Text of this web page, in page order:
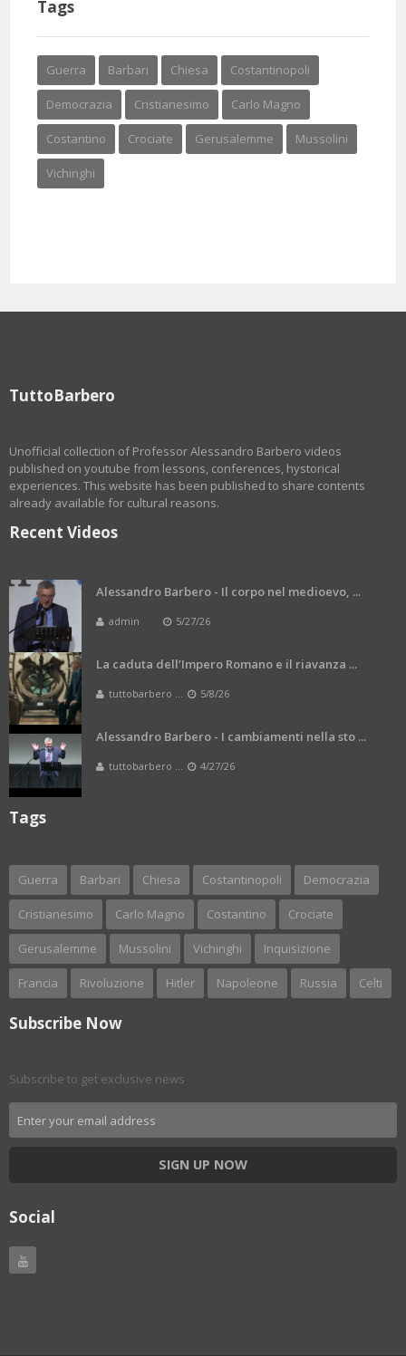
Tags
Guerra Barbari Chiesa Costantinopoli
Democrazia Cristianesimo Carlo Magno
Costantino Crociate Gerusalemme Mussolini
Vichinghi
TuttoBarbero
Unofficial collection of Professor Alessandro Barbero videos
published on youtube from lessons, conferences, hystorical
experiences. This website has been published to share contents
already available for cultural reasons.
Recent Videos
Alessandro Barbero - Il corpo nel medioevo, ...
admin 5/27/26
La caduta dell’Impero Romano e il riavanza ...
tuttobarbero ... 5/8/26
Alessandro Barbero - I cambiamenti nella sto ...
tuttobarbero ... 4/27/26
Tags
Guerra Barbari Chiesa Costantinopoli Democrazia
Cristianesimo Carlo Magno Costantino Crociate
Gerusalemme Mussolini Vichinghi Inquisizione
Francia Rivoluzione Hitler Napoleone Russia Celti
Subscribe Now
Subscribe to get exclusive news
SIGN UP NOW
Social